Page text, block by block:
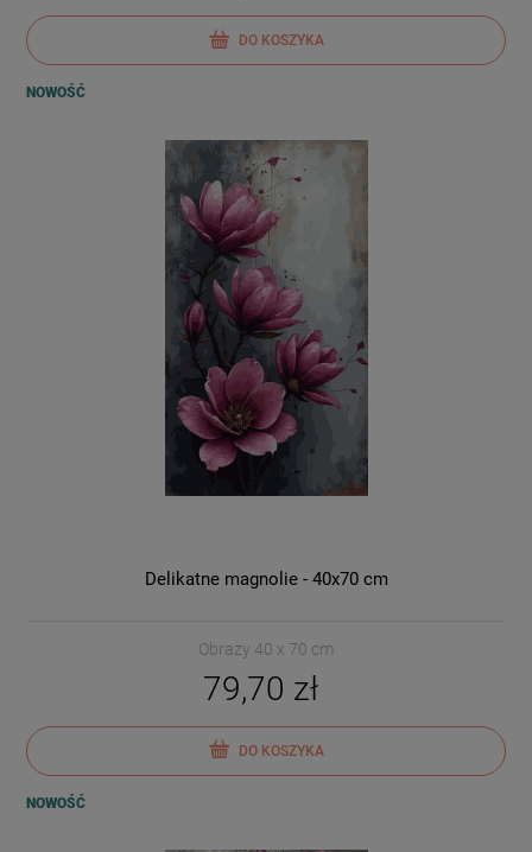
DO KOSZYKA
Delikatne magnolie - 40x70 cm
Obrazy 40 x 70 cm
79,70 zł
DO KOSZYKA
NOWOŚĆ
NOWOŚĆ